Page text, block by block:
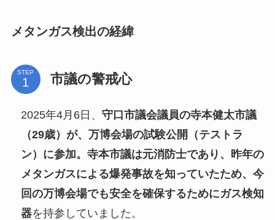
メタンガス検出の経緯
STEP 市議の警戒心
2025年4月6日、 守口市議会議員の寺本健太市議
（29歳） が、万博会場の試験公開（テストラ
ン）に参加。寺本市議は元消防士であり、昨年の
メタンガスによる爆発事故を知っていたため、今
回の万博会場でも安全を確保するためにガス検知
器を持参していました。